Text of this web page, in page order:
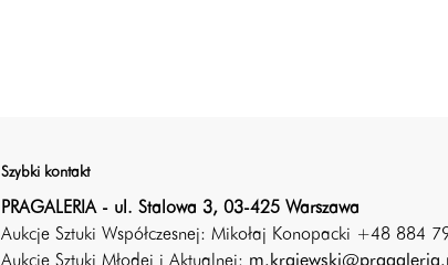
Szybki kontakt
PRAGALERIA - ul. Stalowa 3, 03-425 Warszawa
Aukcje Sztuki Współczesnej: Mikołaj Konopacki +48 884